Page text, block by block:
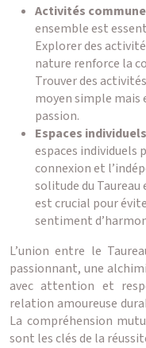
Activités
ensemble est
Explorer des
nature renforce la
Trouver des
moyen simple mais
passion.
Espaces
espaces individuels
connexion et
solitude du
est crucial pour
sentiment
L’union entre le
passionnant, une
avec attention et
relation amoureuse
La compréhension
sont les clés de la